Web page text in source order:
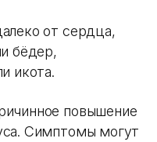
от сердца,
бёдер,
икота.
повышение
Симптомы могут